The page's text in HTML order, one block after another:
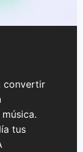
convertir
tus